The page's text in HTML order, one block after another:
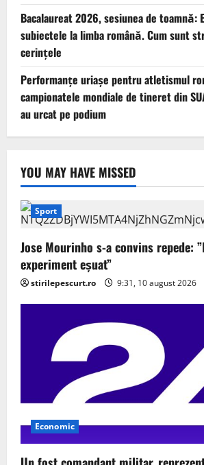
Bacalaureat 2026, sesiunea de toamnă:
subiectele la limba română. Cum sunt
cerințele
Performanțe uriașe pentru atletismul
campionatele mondiale de tineret din
au urcat pe podium
YOU MAY HAVE MISSED
Sport
Jose Mourinho s-a convins repede:
experiment eșuat”
stirilepescurt.ro 9:31, 10 august 2026
Economic